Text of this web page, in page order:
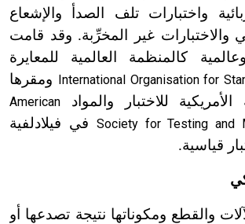
واختبارات تلف الصدأ والإشعاع
والاختبارات غير المخرِّبة. وقد قامت
كالمنظمة العالمية للمعايرة
International Organisation for
ومقرها
للاختبار والمواد American
Society for Testing and في فيلادلفية
قياسية.
والقطع ومكوناتها نتيجة تصدعها أو